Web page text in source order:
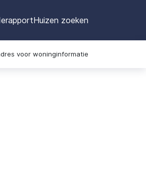
Huizen zoeken
voor woninginformatie